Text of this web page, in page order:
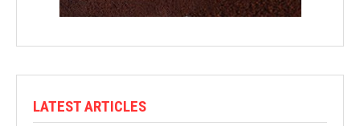
LATEST ARTICLES